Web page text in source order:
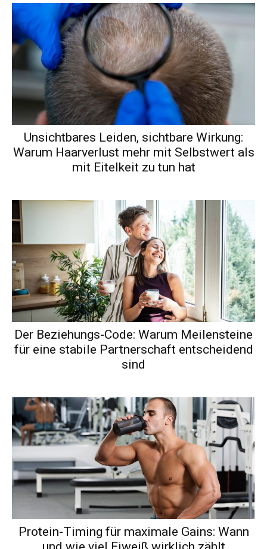
Unsichtbares Leiden, sichtbare Wirkung:
Warum Haarverlust mehr mit Selbstwert als
mit Eitelkeit zu tun hat
Der Beziehungs-Code: Warum Meilensteine
für eine stabile Partnerschaft entscheidend
sind
Protein-Timing für maximale Gains: Wann